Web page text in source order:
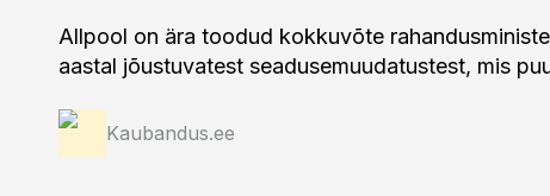
Allpool on ära toodud kokkuvõte
aastal jõustuvatest seadusemuudatustest, mis
Kaubandus.ee